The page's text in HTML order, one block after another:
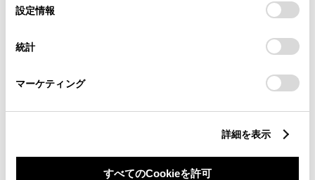
デバイスにすべてのCookie(クッキー)が保存されることに同
意したことになります。Cookie(クッキー)のオプトアウト、
設定の変更、同意を撤回したりするにあたっては、当社の
「Cookie（クッキー）情報の取り扱いについて
」をご覧くだ
設定情報
統計
マーケティング
詳細を表示
すべてのCookieを許可
※栃木県または、隣接県の隣接市町村にお住まいで、
ご来店頂けるお客様限定販売になります※